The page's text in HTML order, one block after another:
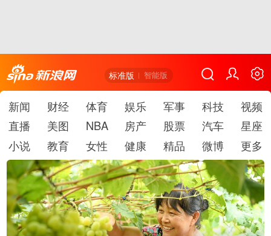
标准版 智能版
新闻 财经 体育 娱乐 军事 科技
视频
直播
美图 NBA 房产 股票 汽车
星座
小说
教育 女性 健康 精品 微博 更多